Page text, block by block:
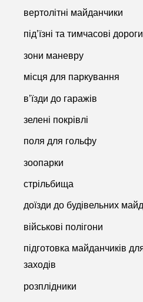
вертолітні майданчики
під’їзні та тимчасові дороги
зони маневру
місця для паркування
в’їзди до гаражів
зелені покрівлі
поля для гольфу
зоопарки
стрільбища
доїзди до будівельних
військові полігони
підготовка майданчиків
заходів
розплідники